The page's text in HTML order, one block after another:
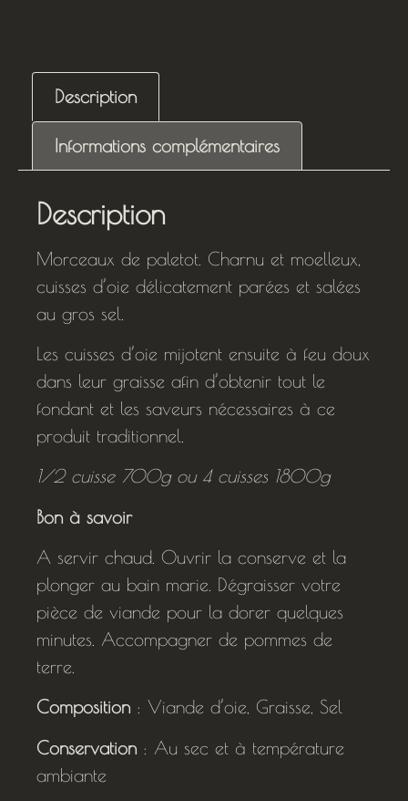
Description
Informations complémentaires
Description
Morceaux de paletot. Charnu et moelleux,
cuisses d’oie délicatement parées et salées
au gros sel.
Les cuisses d’oie mijotent ensuite à feu doux
dans leur graisse afin d’obtenir tout le
fondant et les saveurs nécessaires à ce
produit traditionnel.
1/2 cuisse 700g ou 4 cuisses 1800g
Bon à savoir
A servir chaud. Ouvrir la conserve et la
plonger au bain marie. Dégraisser votre
pièce de viande pour la dorer quelques
minutes. Accompagner de pommes de
terre.
Composition : Viande d’oie, Graisse, Sel
Conservation : Au sec et à température
ambiante